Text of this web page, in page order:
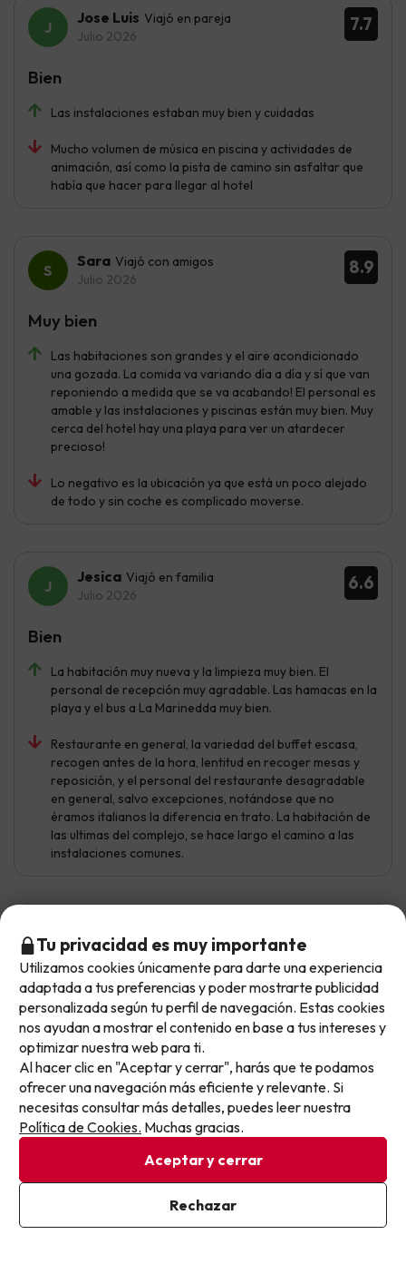
7.7
Jose Luis Viajó en pareja
Julio 2026
Las instalaciones estaban muy bien y cuidadas
Mucho volumen de música en piscina y actividades de
animación, así como la pista de camino sin asfaltar que
había que hacer para llegar al hotel
Bien
8.9
Sara Viajó con amigos
Julio 2026
Las habitaciones son grandes y el aire acondicionado
una gozada. La comida va variando día a día y sí que van
reponiendo a medida que se va acabando! El personal es
amable y las instalaciones y piscinas están muy bien. Muy
cerca del hotel hay una playa para ver un atardecer
precioso!
Lo negativo es la ubicación ya que está un poco alejado
de todo y sin coche es complicado moverse.
Muy bien
6.6
Jesica Viajó en familia
Julio 2026
La habitación muy nueva y la limpieza muy bien. El
personal de recepción muy agradable. Las hamacas en la
playa y el bus a La Marinedda muy bien.
Restaurante en general, la variedad del buffet escasa,
recogen antes de la hora, lentitud en recoger mesas y
reposición, y el personal del restaurante desagradable
en general, salvo excepciones, notándose que no
éramos italianos la diferencia en trato. La habitación de
las ultimas del complejo, se hace largo el camino a las
instalaciones comunes.
Bien
Julio 2026
Calidad/precio
Más organización a la hora de coincidir muchas
personas en el comedor
Muy bien
Viajó en familia
No llegas tarde: llegas al siguiente.
Este chollo ya ha caducado, pero cada día lanzamos
nuevas oportunidades para viajar mejor y pagar
menos.
Apúntate y que el próximo no se te escape.
Pon tu mejor e-mail
Ya estoy suscrito
Al suscribirte, confirmas haber leído y estar de acuerdo con la
Tu privacidad es muy importante
Utilizamos cookies únicamente para darte una experiencia
adaptada a tus preferencias y poder mostrarte publicidad
personalizada según tu perfil de navegación. Estas cookies
nos ayudan a mostrar el contenido en base a tus intereses y
optimizar nuestra web para ti.
Al hacer clic en "Aceptar y cerrar", harás que te podamos
ofrecer una navegación más eficiente y relevante. Si
necesitas consultar más detalles, puedes leer nuestra
Política de Cookies. Muchas gracias.
Aceptar y cerrar
Rechazar